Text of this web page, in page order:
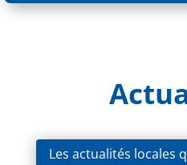
Les actualités locales